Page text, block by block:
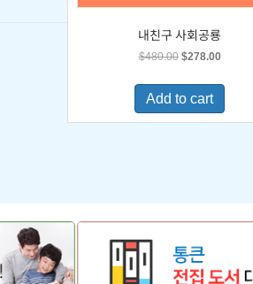
내친구 사회공룡
$480.00 Original
was:
$480.00.
$278.00Current
is:
Add to cart